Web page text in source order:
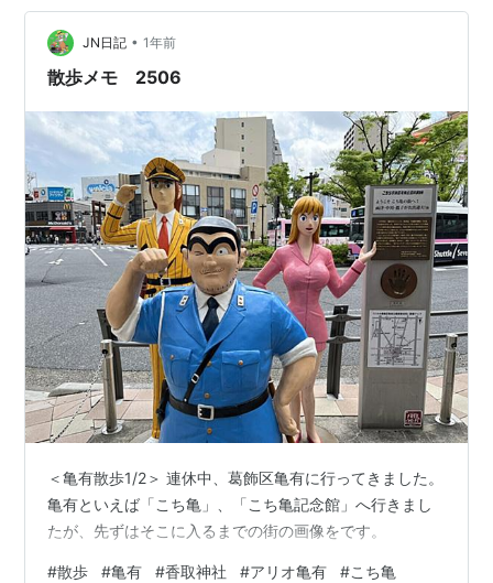
観光客で賑わっておりツーリングしてるバイクの集団が
いっぱいいた。 海は台風の影響で大荒れ状態。どうやら
ここは東映の映画の最初に出てくる波を撮…
JN日記 • 1年前
散歩メモ 2506
＜亀有散歩1/2＞ 連休中、葛飾区亀有に行ってきました。
亀有といえば「こち亀」、「こち亀記念館」へ行きまし
たが、先ずはそこに入るまでの街の画像をです。
#散歩 #亀有 #香取神社 #アリオ亀有 #こち亀